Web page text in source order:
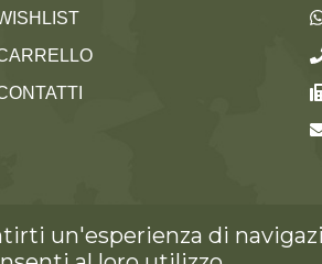
un'esperienza di